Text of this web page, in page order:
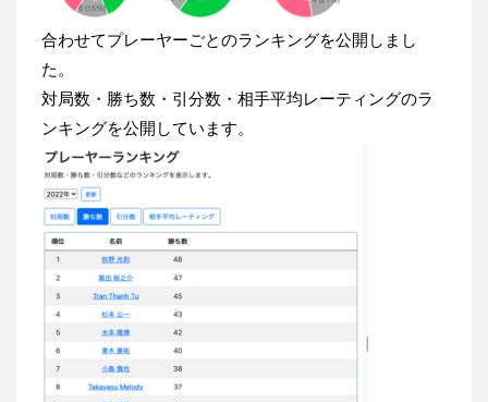
合わせてプレーヤーごとのランキングを公開しまし
た。
対局数・勝ち数・引分数・相手平均レーティングのラ
ンキングを公開しています。